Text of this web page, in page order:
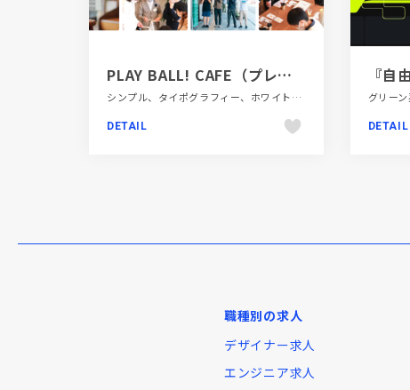
PLAY BALL! CAFE（プレイボール！カフェ） ｜ 焼津駅前通り商店街のカフェ＆コミュニティスペース
シンプル、タイポグラフィー、ホワイト系、モーション多め、商業施設・レジャー、地域・団体・活動、大きめ写真、施設・店舗サイト、第一次産業・SDGs・地方創生、飲食店・グルメ・ウェディング
DETAIL DETAIL
職種別の求人
デザイナー求人
エンジニア求人